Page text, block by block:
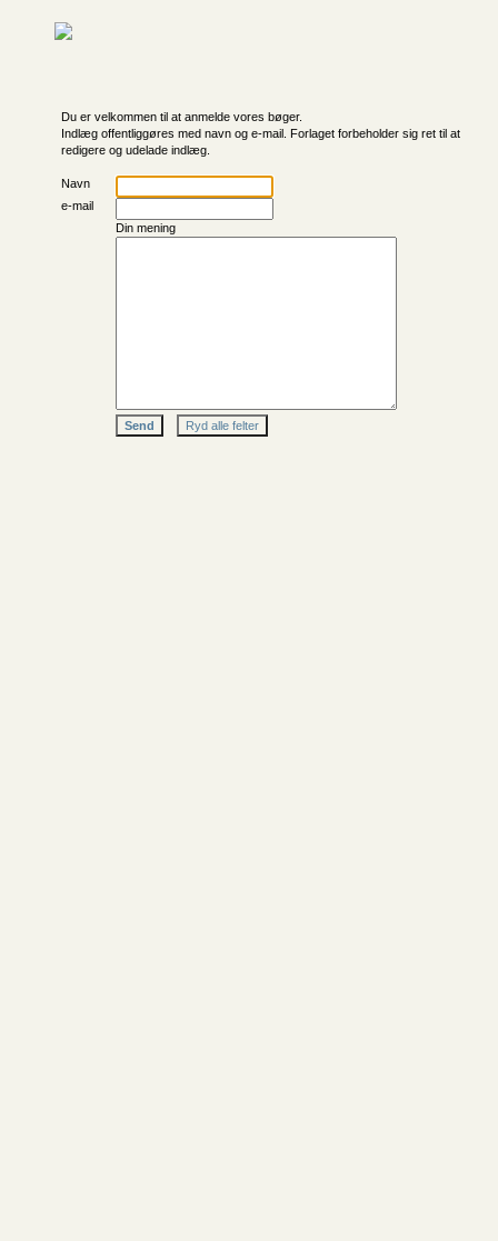
Du er velkommen til at anmelde vores bøger.
Indlæg offentliggøres med navn og e-mail. Forlaget forbeholder sig ret til at
redigere og udelade indlæg.
Navn
e-mail
Din mening